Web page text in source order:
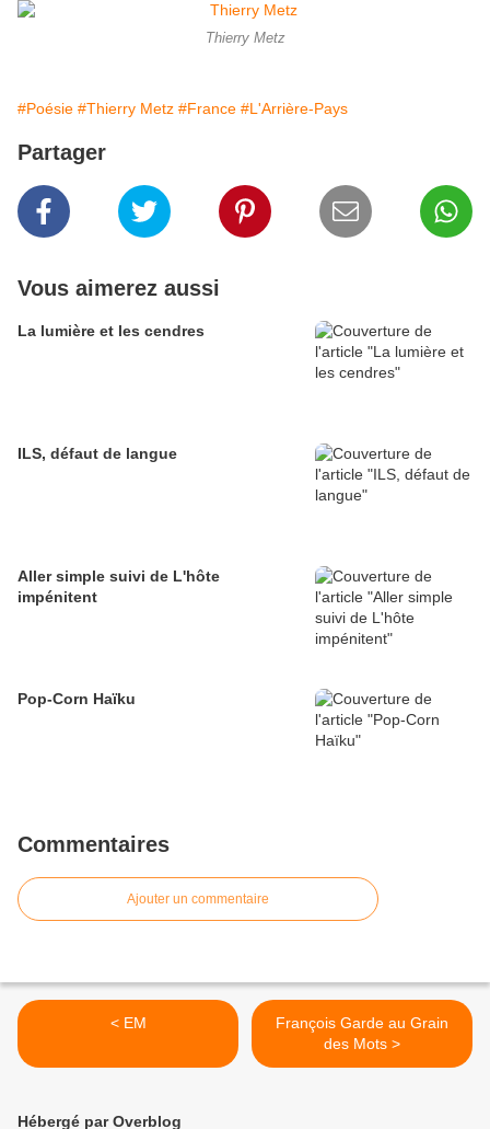
Thierry Metz
#Poésie #Thierry Metz #France #L'Arrière-Pays
Partager
Vous aimerez aussi
La lumière et les cendres
ILS, défaut de langue
Aller simple suivi de L'hôte
impénitent
Pop-Corn Haïku
Commentaires
Ajouter un commentaire
< EM
François Garde au Grain
des Mots >
Hébergé par Overblog